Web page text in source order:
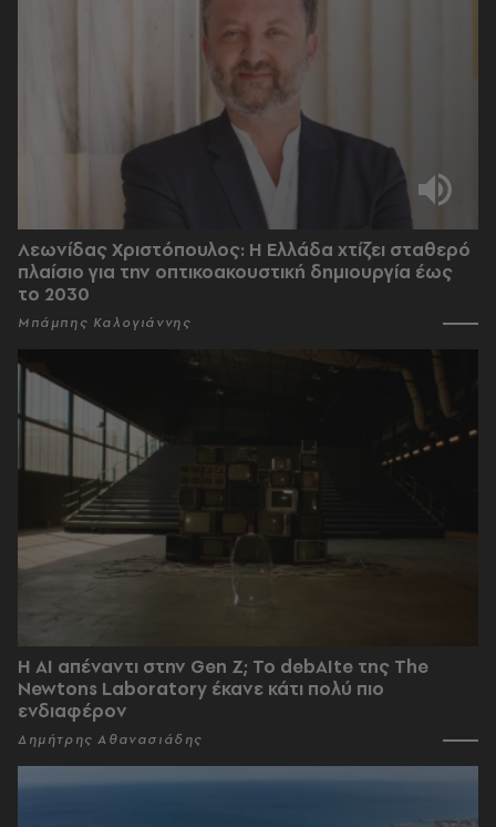
Λεωνίδας Χριστόπουλος: Η Ελλάδα χτίζει σταθερό
πλαίσιο για την οπτικοακουστική δημιουργία έως
το 2030
Μπάμπης Καλογιάννης
Η AI απέναντι στην Gen Z; Το debAIte της The
Newtons Laboratory έκανε κάτι πολύ πιο
ενδιαφέρον
Δημήτρης Αθανασιάδης